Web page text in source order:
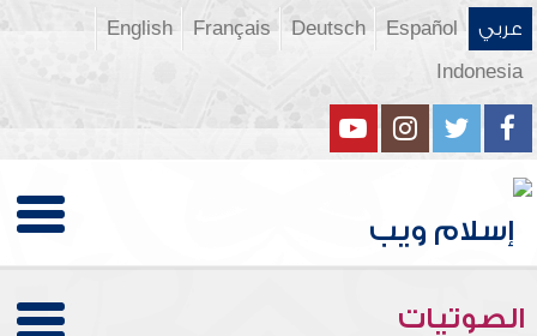
عربي Español
Deutsch
Français
English
Indonesia
الصوتيات